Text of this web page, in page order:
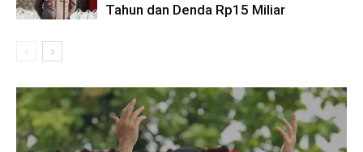
Tahun dan Denda Rp15 Miliar